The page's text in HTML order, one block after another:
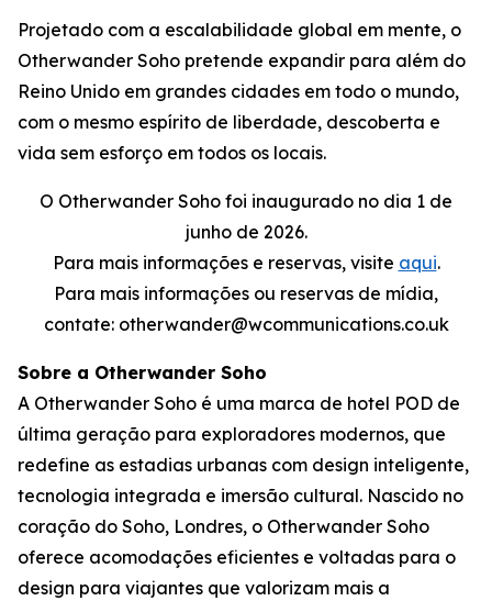
Projetado com a escalabilidade global em mente, o
Otherwander Soho pretende expandir para além do
Reino Unido em grandes cidades em todo o mundo,
com o mesmo espírito de liberdade, descoberta e
vida sem esforço em todos os locais.
O Otherwander Soho foi inaugurado no dia 1 de
junho de 2026.
Para mais informações e reservas, visite aqui.
Para mais informações ou reservas de mídia,
contate: otherwander@wcommunications.co.uk
Sobre a Otherwander Soho
A Otherwander Soho é uma marca de hotel POD de
última geração para exploradores modernos, que
redefine as estadias urbanas com design inteligente,
tecnologia integrada e imersão cultural. Nascido no
coração do Soho, Londres, o Otherwander Soho
oferece acomodações eficientes e voltadas para o
design para viajantes que valorizam mais a